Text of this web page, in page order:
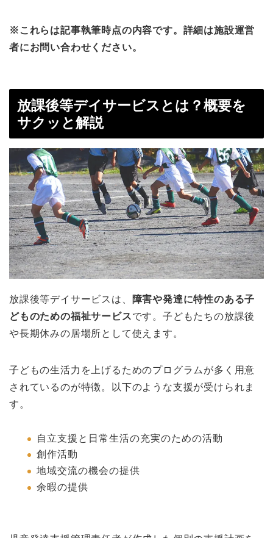
※これらは記事執筆時点の内容です。詳細は施設運営
者にお問い合わせください。
放課後等デイサービスとは？概要を
サクッと解説
放課後等デイサービスは、
障害や発達に特性のある子
どものための福祉サービスです。子どもたちの放課後
や長期休みの居場所として使えます。
子どもの生活力を上げるためのプログラムが多く用意
されているのが特徴。以下のような支援が受けられま
す。
自立支援と日常生活の充実のための活動
創作活動
地域交流の機会の提供
余暇の提供